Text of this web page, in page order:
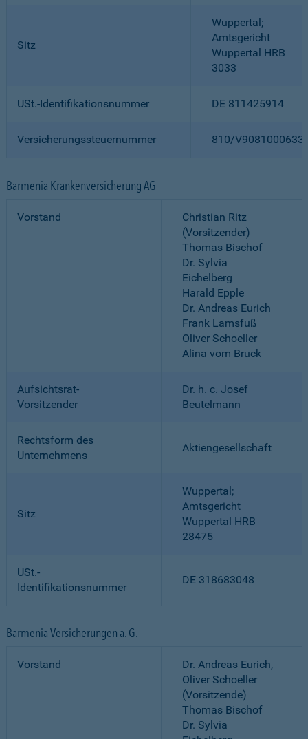
Sitz
Wuppertal;
Amtsgericht
Wuppertal HRB
3033
USt.-Identifikationsnummer DE 811425914
Versicherungssteuernummer 810/
Barmenia Krankenversicherung AG
Vorstand
Christian Ritz
(Vorsitzender)
Thomas Bischof
Dr. Sylvia
Eichelberg
Harald Epple
Dr. Andreas Eurich
Frank Lamsfuß
Oliver Schoeller
Alina vom Bruck
Aufsichtsrat-
Vorsitzender
Dr. h. c. Josef
Beutelmann
Rechtsform des
Unternehmens
Aktiengesellschaft
Sitz
Wuppertal;
Amtsgericht
Wuppertal HRB
28475
USt.-
Identifikationsnummer
DE 318683048
Barmenia Versicherungen a. G.
Vorstand
Dr. Andreas Eurich,
Oliver Schoeller
(Vorsitzende)
Thomas Bischof
Dr. Sylvia